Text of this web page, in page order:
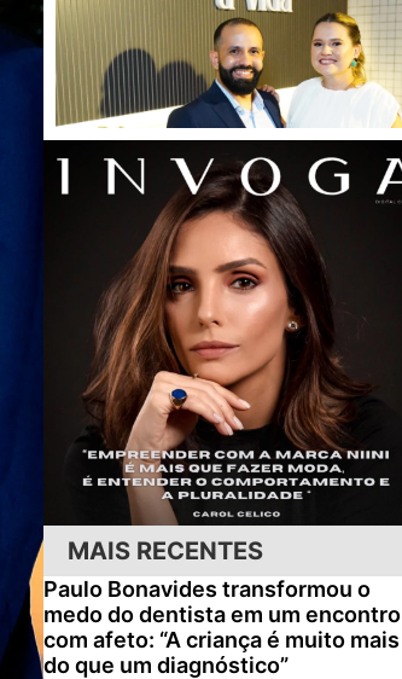
MAIS RECENTES
Paulo Bonavides transformou o
medo do dentista em um encontro
com afeto: “A criança é muito mais
do que um diagnóstico”